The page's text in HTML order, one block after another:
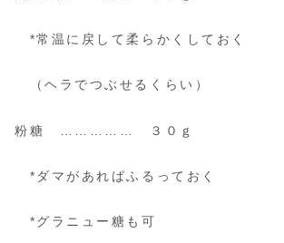
*常温に戻して柔らかくしておく
（ヘラでつぶせるくらい）
粉糖 …………… ３０ｇ
*ダマがあればふるっておく
*グラニュー糖も可